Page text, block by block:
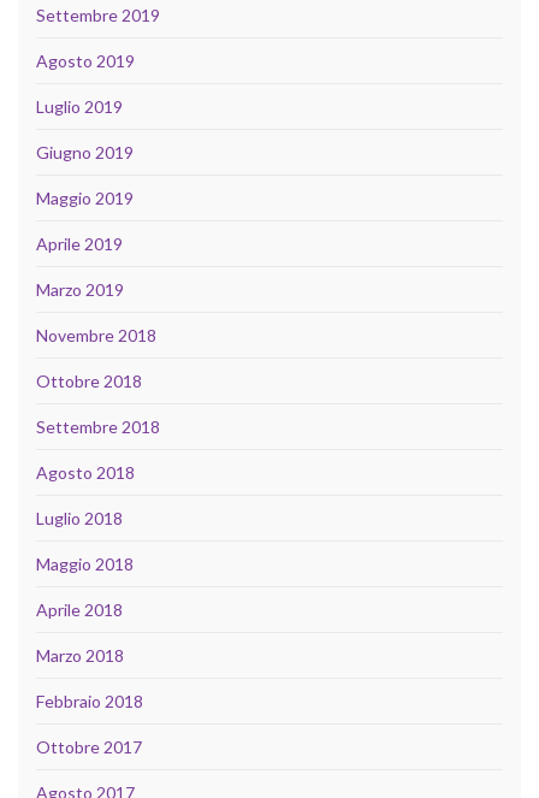
Settembre 2019
Agosto 2019
Luglio 2019
Giugno 2019
Maggio 2019
Aprile 2019
Marzo 2019
Novembre 2018
Ottobre 2018
Settembre 2018
Agosto 2018
Luglio 2018
Maggio 2018
Aprile 2018
Marzo 2018
Febbraio 2018
Ottobre 2017
Agosto 2017